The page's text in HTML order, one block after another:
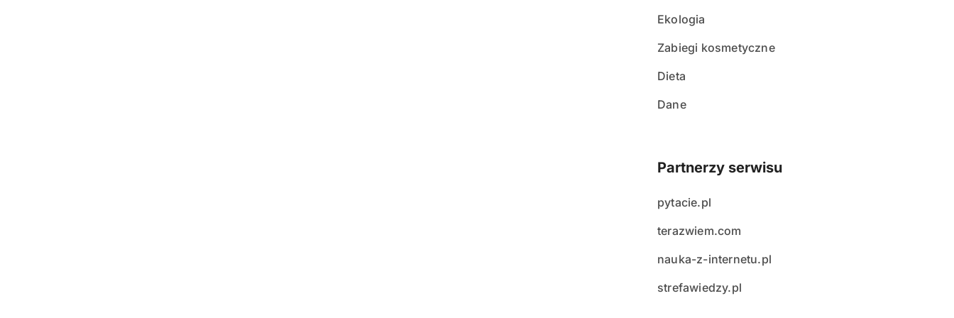
Ekologia
Zabiegi kosmetyczne
Dieta
Dane
Partnerzy serwisu
pytacie.pl
terazwiem.com
nauka-z-internetu.pl
strefawiedzy.pl